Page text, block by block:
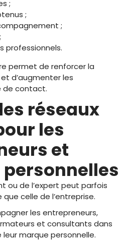
;
;
;
professionnels.
permet de renforcer la
d’augmenter les
de contact.
réseaux
les
et
ou de l’expert peut parfois
celle de l’entreprise.
les entrepreneurs,
et consultants dans
marque personnelle.